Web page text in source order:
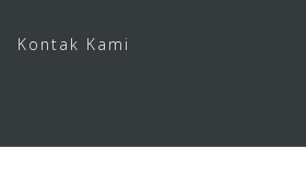
Kontak Kami